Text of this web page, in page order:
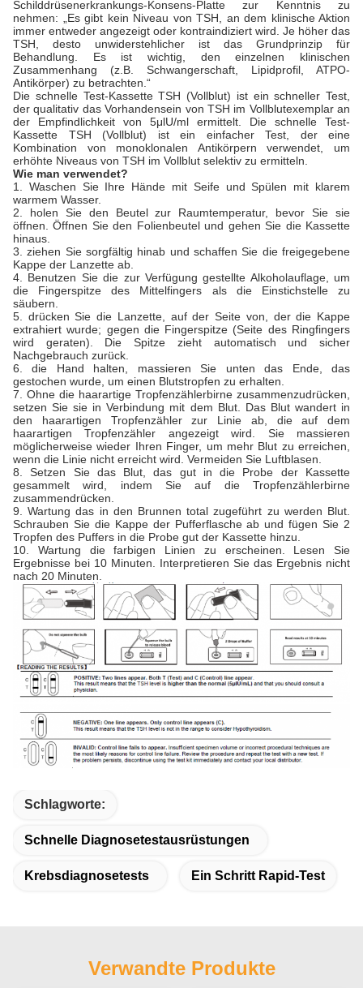
Schilddrüsenerkrankungs-Konsens-Platte zur Kenntnis zu
nehmen: „Es gibt kein Niveau von TSH, an dem klinische Aktion
immer entweder angezeigt oder kontraindiziert wird. Je höher das
TSH, desto unwiderstehlicher ist das Grundprinzip für
Behandlung. Es ist wichtig, den einzelnen klinischen
Zusammenhang (z.B. Schwangerschaft, Lipidprofil, ATPO-
Antikörper) zu betrachten.“
Die schnelle Test-Kassette TSH (Vollblut) ist ein schneller Test,
der qualitativ das Vorhandensein von TSH im Vollblutexemplar an
der Empfindlichkeit von 5μlU/ml ermittelt. Die schnelle Test-
Kassette TSH (Vollblut) ist ein einfacher Test, der eine
Kombination von monoklonalen Antikörpern verwendet, um
erhöhte Niveaus von TSH im Vollblut selektiv zu ermitteln.
Wie man verwendet?
1. Waschen Sie Ihre Hände mit Seife und Spülen mit klarem
warmem Wasser.
2. holen Sie den Beutel zur Raumtemperatur, bevor Sie sie
öffnen. Öffnen Sie den Folienbeutel und gehen Sie die Kassette
hinaus.
3. ziehen Sie sorgfältig hinab und schaffen Sie die freigegebene
Kappe der Lanzette ab.
4. Benutzen Sie die zur Verfügung gestellte Alkoholauflage, um
die Fingerspitze des Mittelfingers als die Einstichstelle zu
säubern.
5. drücken Sie die Lanzette, auf der Seite von, der die Kappe
extrahiert wurde; gegen die Fingerspitze (Seite des Ringfingers
wird geraten). Die Spitze zieht automatisch und sicher
Nachgebrauch zurück.
6. die Hand halten, massieren Sie unten das Ende, das
gestochen wurde, um einen Blutstropfen zu erhalten.
7. Ohne die haarartige Tropfenzählerbirne zusammenzudrücken,
setzen Sie sie in Verbindung mit dem Blut. Das Blut wandert in
den haarartigen Tropfenzähler zur Linie ab, die auf dem
haarartigen Tropfenzähler angezeigt wird. Sie massieren
möglicherweise wieder Ihren Finger, um mehr Blut zu erreichen,
wenn die Linie nicht erreicht wird. Vermeiden Sie Luftblasen.
8. Setzen Sie das Blut, das gut in die Probe der Kassette
gesammelt wird, indem Sie auf die Tropfenzählerbirne
zusammendrücken.
9. Wartung das in den Brunnen total zugeführt zu werden Blut.
Schrauben Sie die Kappe der Pufferflasche ab und fügen Sie 2
Tropfen des Puffers in die Probe gut der Kassette hinzu.
10. Wartung die farbigen Linien zu erscheinen. Lesen Sie
Ergebnisse bei 10 Minuten. Interpretieren Sie das Ergebnis nicht
nach 20 Minuten.
Schlagworte:
Schnelle Diagnosetestausrüstungen
Krebsdiagnosetests Ein Schritt Rapid-Test
Verwandte Produkte